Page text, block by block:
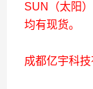
SUN（太阳
均有现货。
成都亿宇科技